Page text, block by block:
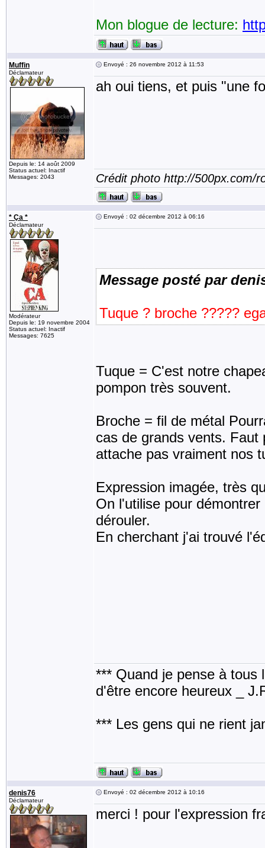
Mon blogue de lecture:
Muffin
Déclamateur
Depuis le: 14 août 2009
Status actuel: Inactif
Messages: 2043
Envoyé : 26 novembre 2012 à 11:53
ah oui tiens, et puis "une
Crédit photo http://500px.com/
* Ça *
Déclamateur
Modérateur
Depuis le: 19 novembre 2004
Status actuel: Inactif
Messages: 7625
Envoyé : 02 décembre 2012 à 06:16
Message posté par
Tuque ? broche ?????
Tuque = C'est notre
pompon très souvent.
Broche = fil de métal
cas de grands vents. Faut
attache pas vraiment nos
Expression imagée, très
On l'utilise pour
dérouler.
En cherchant j'ai trouvé
*** Quand je pense à tous
d'être encore heureux _
*** Les gens qui ne rient
denis76
Déclamateur
Envoyé : 02 décembre 2012 à 10:16
merci ! pour l'expression